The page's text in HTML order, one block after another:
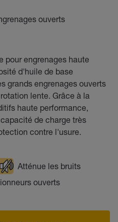
ouverts
pour engrenages haute
d'huile de base
grands engrenages ouverts
lente. Grâce à la
haute performance,
de charge très
contre l'usure.
Atténue les bruits
ouverts